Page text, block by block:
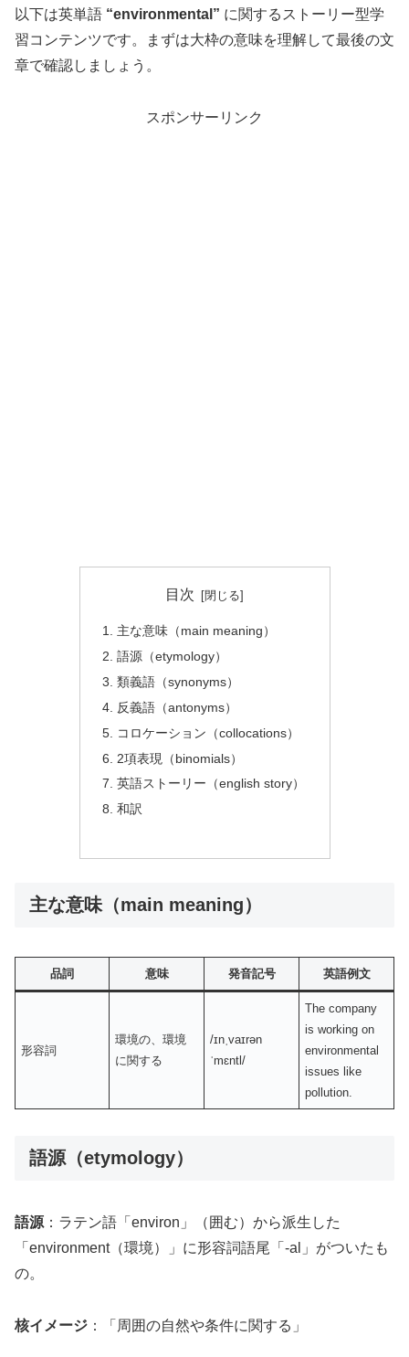
以下は英単語 “environmental” に関するストーリー型学
習コンテンツです。まずは大枠の意味を理解して最後の文
章で確認しましょう。
スポンサーリンク
目次
主な意味（main meaning）
語源（etymology）
類義語（synonyms）
反義語（antonyms）
コロケーション（collocations）
2項表現（binomials）
英語ストーリー（english story）
和訳
主な意味（main meaning）
品詞 意味 発音記号 英語例文
形容詞
環境の、環境
に関する
/ɪnˌvaɪrən
ˈmɛntl/
The company
is working on
environmental
issues like
pollution.
語源（etymology）
語源 ：ラテン語「environ」（囲む）から派生した
「environment（環境）」に形容詞語尾「-al」がついたも
の。
核イメージ ：「周囲の自然や条件に関する」